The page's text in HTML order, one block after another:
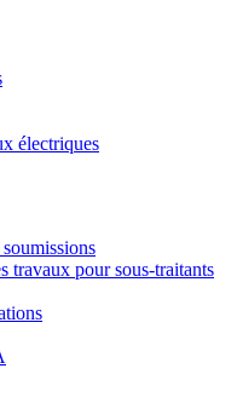
électriques
travaux pour sous-traitants